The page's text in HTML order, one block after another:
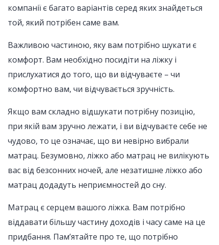
компанії є багато варіантів серед яких знайдеться
той, який потрібен саме вам.
Важливою частиною, яку вам потрібно шукати є
комфорт. Вам необхідно посидіти на ліжку і
прислухатися до того, що ви відчуваєте – чи
комфортно вам, чи відчувається зручність.
Якщо вам складно відшукати потрібну позицію,
при якій вам зручно лежати, і ви відчуваєте себе не
чудово, то це означає, що ви невірно вибрали
матрац. Безумовно, ліжко або матрац не вилікують
вас від безсонних ночей, але незатишне ліжко або
матрац додадуть неприємностей до сну.
Матрац є серцем вашого ліжка. Вам потрібно
віддавати більшу частину доходів і часу саме на це
придбання. Пам’ятайте про те, що потрібно